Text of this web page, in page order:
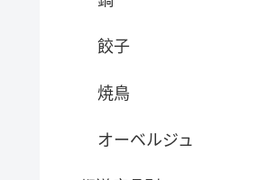
餃子
焼鳥
オーベルジュ